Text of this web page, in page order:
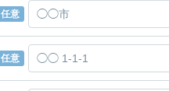
任意
任意